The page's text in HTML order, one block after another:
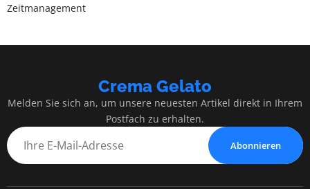
Zeitmanagement
Crema Gelato
Melden Sie sich an, um unsere neuesten Artikel direkt in Ihrem
Postfach zu erhalten.
Abonnieren